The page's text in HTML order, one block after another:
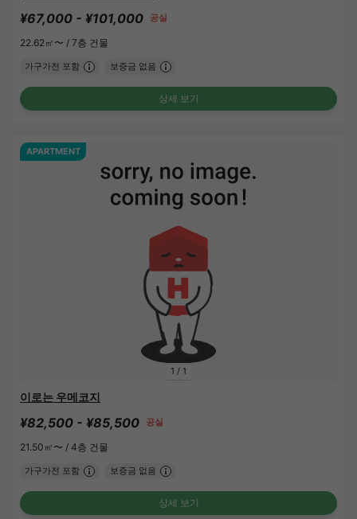
¥67,000 - ¥101,000 공실
22.62㎡〜 / 7층 건물
가구가전 포함 보증금 없음
상세 보기
1 / 1
APARTMENT
이로는 우메코지
¥82,500 - ¥85,500 공실
21.50㎡〜 / 4층 건물
가구가전 포함 보증금 없음
상세 보기